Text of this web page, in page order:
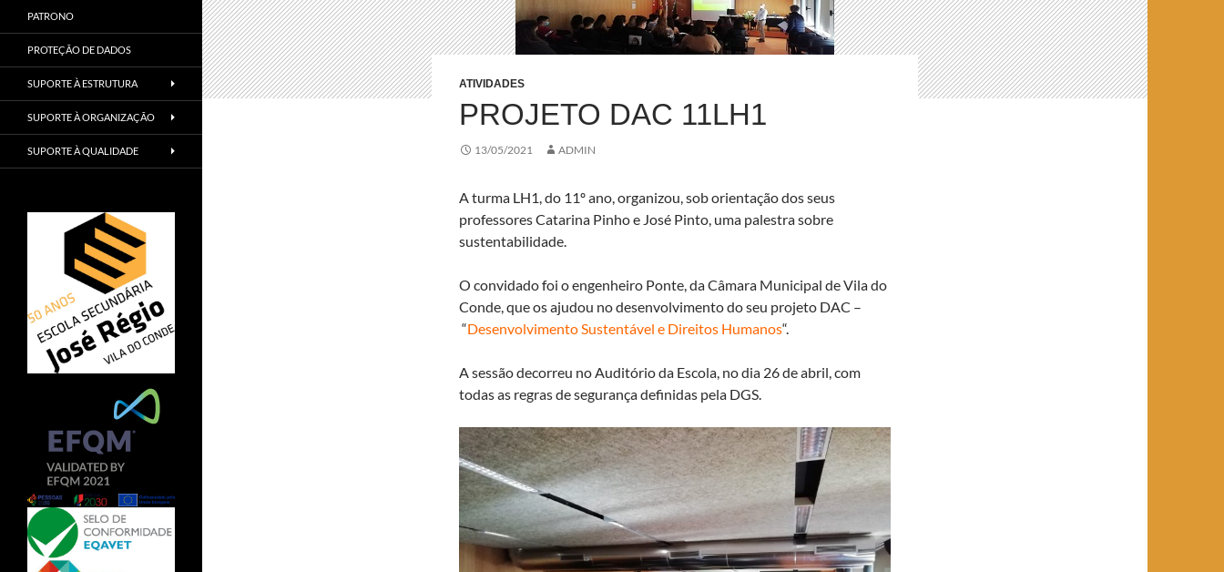
ATIVIDADES
PROJETO DAC 11LH1
13/05/2021 ADMIN
A turma LH1, do 11º ano, organizou, sob orientação dos seus
professores Catarina Pinho e José Pinto, uma palestra sobre
sustentabilidade.
O convidado foi o engenheiro Ponte, da Câmara Municipal de Vila do
Conde, que os ajudou no desenvolvimento do seu projeto DAC –
“Desenvolvimento Sustentável e Direitos Humanos“.
A sessão decorreu no Auditório da Escola, no dia 26 de abril, com
todas as regras de segurança definidas pela DGS.
PATRONO
PROTEÇÃO DE DADOS
SUPORTE À ESTRUTURA
SUPORTE À ORGANIZAÇÃO
SUPORTE À QUALIDADE